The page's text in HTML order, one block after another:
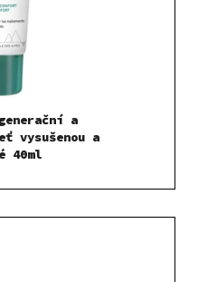
a
vysušenou a
40ml